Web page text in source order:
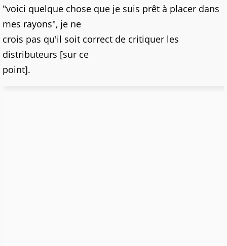
"voici quelque chose que je suis prêt à placer dans
mes rayons", je ne
crois pas qu'il soit correct de critiquer les
distributeurs [sur ce
point].